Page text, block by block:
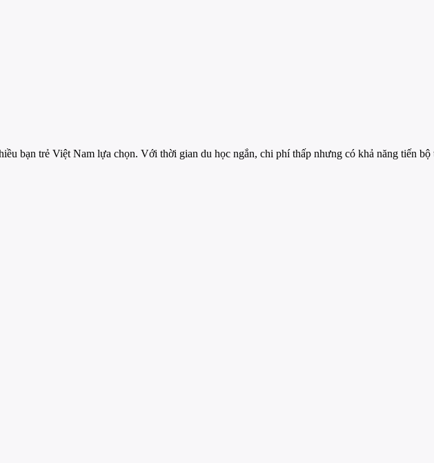
bạn trẻ Việt Nam lựa chọn. Với thời gian du học ngắn, chi phí thấp nhưng có khả năng tiến